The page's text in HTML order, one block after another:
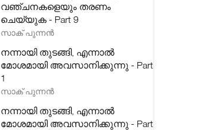
വഞ്ചനകളെയും തരണം
ചെയ്യുക - Part 9
സാക് പുന്നൻ
നന്നായി തുടങ്ങി, എന്നാൽ
മോശമായി അവസാനിക്കുന്നു - Part
1
സാക് പുന്നൻ
നന്നായി തുടങ്ങി, എന്നാൽ
മോശമായി അവസാനിക്കുന്നു - Part